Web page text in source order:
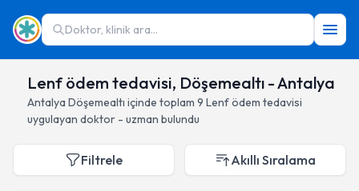
Doktor, klinik ara...
Lenf ödem tedavisi, Döşemealtı - Antalya
Antalya Döşemealtı içinde toplam 9 Lenf ödem tedavisi
uygulayan doktor - uzman bulundu
Filtrele Akıllı Sıralama